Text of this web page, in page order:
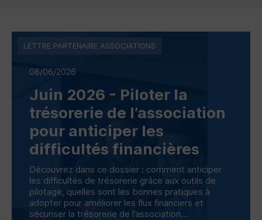
08/06/2026
Juin 2026 - Piloter la
trésorerie de l’association
pour anticiper les
difficultés financières
Découvrez dans ce dossier : comment anticiper
les difficultés de trésorerie grâce aux outils de
pilotage, quelles sont les bonnes pratiques à
adopter pour améliorer les flux financiers et
sécuriser la trésorerie de l’association...
LETTRE PARTENAIRE ASSOCIATIONS